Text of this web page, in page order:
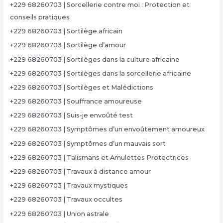
+229 68260703 | Sorcellerie contre moi : Protection et
conseils pratiques
+229 68260703 | Sortilège africain
+229 68260703 | Sortilège d’amour
+229 68260703 | Sortilèges dans la culture africaine
+229 68260703 | Sortilèges dans la sorcellerie africaine
+229 68260703 | Sortilèges et Malédictions
+229 68260703 | Souffrance amoureuse
+229 68260703 | Suis-je envoûté test
+229 68260703 | Symptômes d’un envoûtement amoureux
+229 68260703 | Symptômes d’un mauvais sort
+229 68260703 | Talismans et Amulettes Protectrices
+229 68260703 | Travaux à distance amour
+229 68260703 | Travaux mystiques
+229 68260703 | Travaux occultes
+229 68260703 | Union astrale